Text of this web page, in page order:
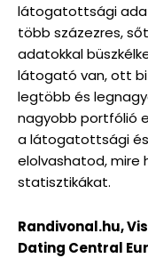
látogatottsági
több százezres,
adatokkal
látogató van, ott
legtöbb és
nagyobb portfólió
a látogatottsági
elolvashatod, mire
statisztikákat.
Randivonal.hu,
Dating Central